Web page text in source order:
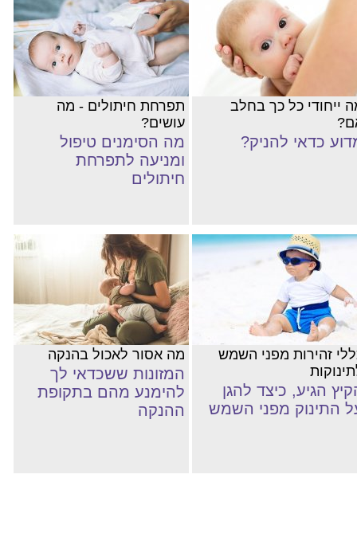
ייחודי כל כך בחלב
כדאי להניק?
תפרחת חיתולים - מה
עושים?
מה הסימנים טיפול
ומניעה לתפרחת
חיתולים
זהירות מפני השמש
הגיע, כיצד להגן
התינוק מפני השמש
מה אסור לאכול בהנקה
המזונות ששכדאי לך
להימנע מהם בתקופת
ההנקה